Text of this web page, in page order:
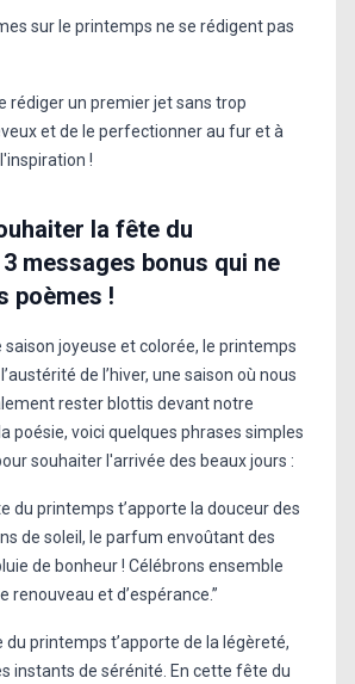
sur le printemps ne se rédigent pas
rédiger un premier jet sans trop
et de le perfectionner au fur et à
!
la fête du
messages bonus qui ne
poèmes !
saison joyeuse et colorée, le printemps
de l’hiver, une saison où nous
rester blottis devant notre
poésie, voici quelques phrases simples
souhaiter l'arrivée des beaux jours :
du printemps t’apporte la douceur des
de soleil, le parfum envoûtant des
de bonheur ! Célébrons ensemble
renouveau et d’espérance.”
du printemps t’apporte de la légèreté,
instants de sérénité. En cette fête du